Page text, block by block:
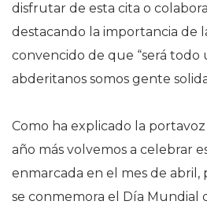
disfrutar de esta cita o colaborar
destacando la importancia de
convencido de que “será
abderitanos somos gente
Como ha explicado la portavoz
año más volvemos a celebrar
enmarcada en el mes de
se conmemora el Día Mundial